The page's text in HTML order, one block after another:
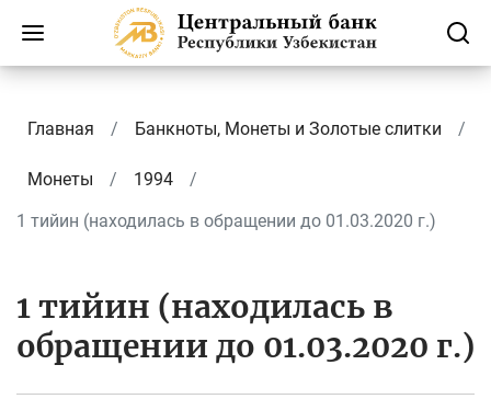
Главная Банкноты, Монеты и Золотые слитки
Монеты
1994
1 тийин (находилась в обращении до 01.03.2020 г.)
1 тийин (находилась в
обращении до 01.03.2020 г.)